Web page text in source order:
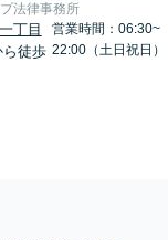
法律事務所
丁目
ら徒歩
営業時間：06:30~
22:00（土日祝日）